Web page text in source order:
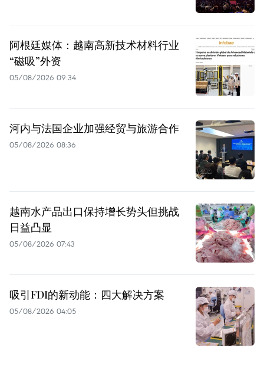
阿根廷媒体：越南高新技术材料行业
“磁吸”外资
05/08/2026 09:34
河内与法国企业加强经贸与旅游合作
05/08/2026 08:36
越南水产品出口保持增长势头但挑战
日益凸显
05/08/2026 07:43
吸引FDI的新动能：四大解决方案
05/08/2026 04:05